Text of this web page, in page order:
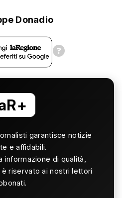
Donadio
garantisce notizie
e affidabili.
informazione di qualità,
riservato ai nostri lettori